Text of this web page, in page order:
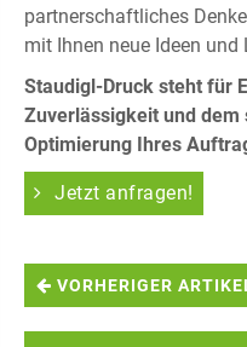
partnerschaftliches
mit Ihnen neue Ideen und
Staudigl-Druck steht für
Zuverlässigkeit und dem
Optimierung Ihres
Jetzt anfragen!
VORHERIGER